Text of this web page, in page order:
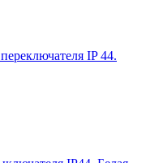
IP 44.